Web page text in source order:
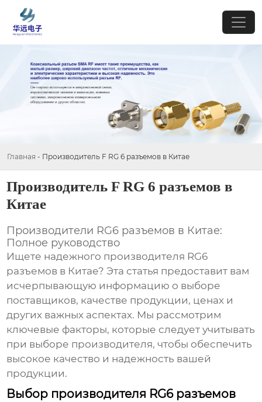
Главная - Производитель F RG 6 разъемов в Китае
Производитель F RG 6 разъемов в
Китае
Производители RG6 разъемов в Китае:
Полное руководство
Ищете надежного производителя RG6
разъемов в Китае? Эта статья предоставит вам
исчерпывающую информацию о выборе
поставщиков, качестве продукции, ценах и
других важных аспектах. Мы рассмотрим
ключевые факторы, которые следует учитывать
при выборе производителя, чтобы обеспечить
высокое качество и надежность вашей
продукции.
Выбор производителя RG6 разъемов